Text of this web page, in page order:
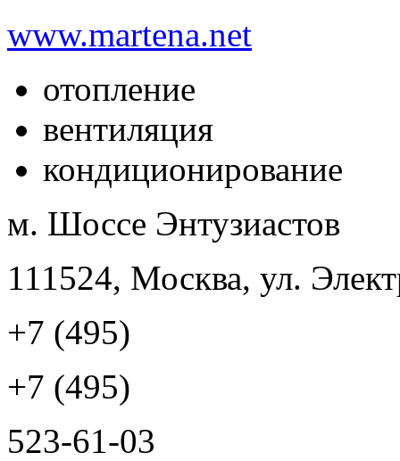
www.martena.net
отопление
вентиляция
кондиционирование
м. Шоссе Энтузиастов
111524, Москва, ул.
+7 (495)
+7 (495)
523-61-03